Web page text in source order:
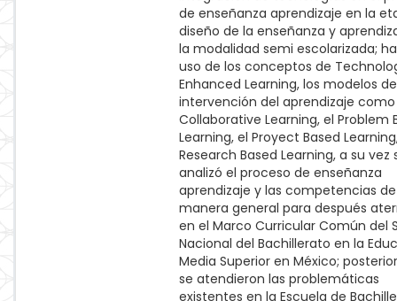
de enseñanza aprendizaje en la
diseño de la enseñanza y
la modalidad semi escolarizada;
uso de los conceptos de
Enhanced Learning, los modelos de
intervención del aprendizaje
Collaborative Learning, el Problem
Learning, el Proyect Based
Research Based Learning, a su vez
analizó el proceso de enseñanza
aprendizaje y las competencias de
manera general para después
en el Marco Curricular Común del
Nacional del Bachillerato en la
Media Superior en México;
se atendieron las problemáticas
existentes en la Escuela de